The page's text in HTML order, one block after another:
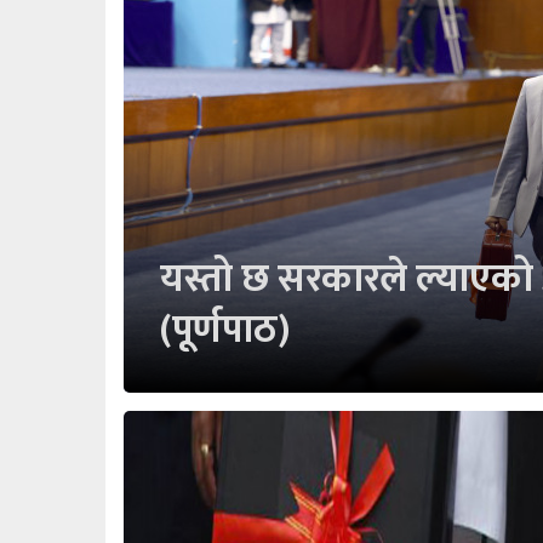
यस्तो छ सरकारले
(पूर्णपाठ)